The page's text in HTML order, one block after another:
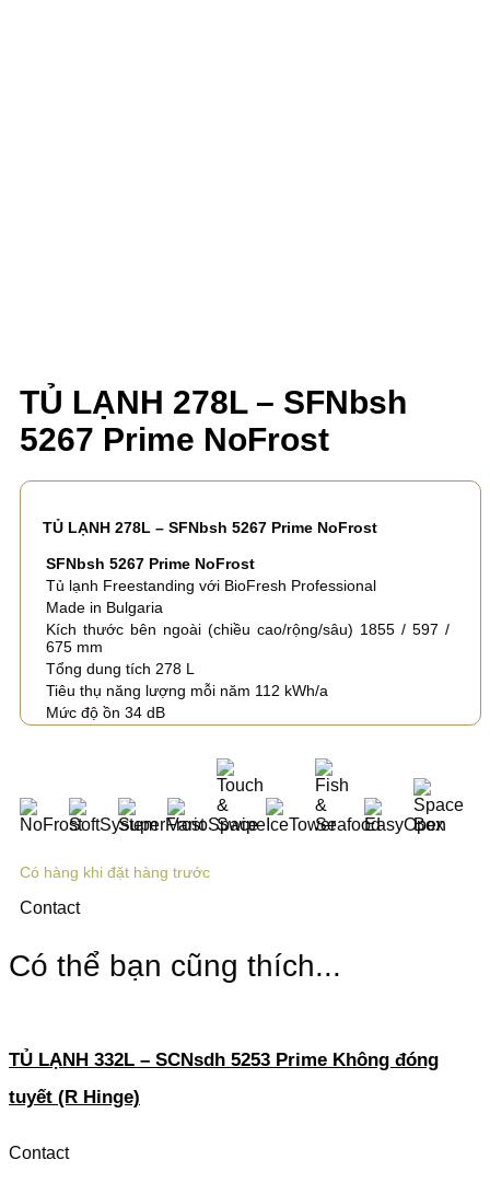
TỦ LẠNH 278L – SFNbsh
5267 Prime NoFrost
TỦ LẠNH 278L – SFNbsh 5267 Prime NoFrost
SFNbsh 5267 Prime NoFrost
Tủ lạnh Freestanding với BioFresh Professional
Made in Bulgaria
Kích thước bên ngoài (chiều cao/rộng/sâu) 1855 / 597 /
675 mm
Tổng dung tích 278 L
Tiêu thụ năng lượng mỗi năm 112 kWh/a
Mức độ ồn 34 dB
Có hàng khi đặt hàng trước
Contact
Có thể bạn cũng thích...
TỦ LẠNH 332L – SCNsdh 5253 Prime Không đóng
tuyết (R Hinge)
Contact